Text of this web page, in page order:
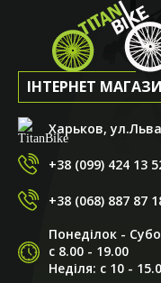
ІНТЕРНЕТ
Харьков,
+38 (099) 424 13
+38 (068) 887 87
Понеділок -
с 8.00 - 19.00
Неділя: с 10 -